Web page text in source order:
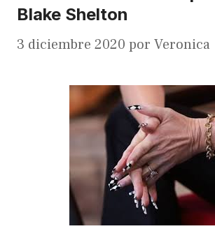
Blake Shelton
3 diciembre 2020 por Veronica